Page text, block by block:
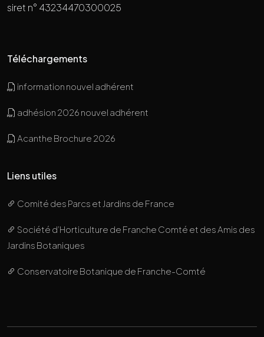
siret n° 43234470300025
Téléchargements
information nouvel adhérent
adhésion 2026 nouvel adhérent
Acanthe Brochure 2026
Liens utiles
Comité des Parcs et Jardins de France
Société d’Horticulture de Franche Comté et des Amis des
Jardins Botaniques
Conservatoire Botanique de Franche-Comté